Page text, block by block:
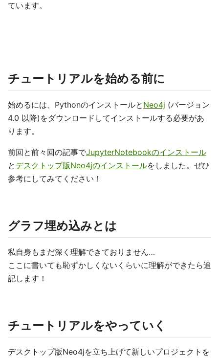
ています。
チュートリアルを始める前に
始めるには、Pythonのインストールと Neo4j (バージョン
4.0 以降)をダウンロードしてインストールする必要があ
ります。
前回と前々回の記事でJupyterNotebookのインストール
と デスクトップ版Neo4jのインストールをしました。ぜひ
参考にしてみてください！
グラフ埋め込みとは
私自身もまだ深く理解できておりません…
ここに書いても恥ずかしくないくらいに理解ができたら追
記します！
チュートリアルをやっていく
デスクトップ版Neo4jを立ち上げて新しいプロジェクトを